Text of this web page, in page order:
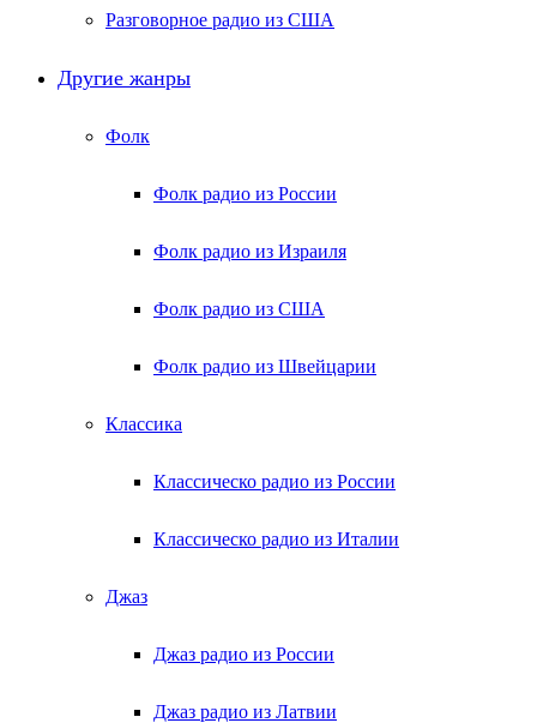
Разговорное радио из США
Другие жанры
Фолк
Фолк радио из России
Фолк радио из Израиля
Фолк радио из США
Фолк радио из Швейцарии
Классика
Классическо радио из России
Классическо радио из Италии
Джаз
Джаз радио из России
Джаз радио из Латвии